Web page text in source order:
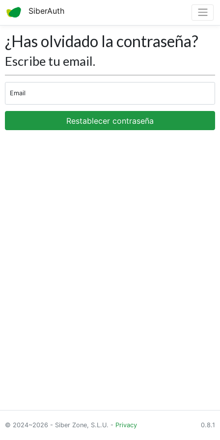
SiberAuth
¿Has olvidado la contraseña?
Escribe tu email.
Email
Restablecer contraseña
© 2024~2026 - Siber Zone, S.L.U. - Privacy 0.8.1